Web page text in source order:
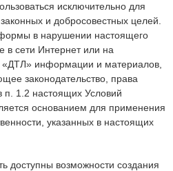
исключительно для
и добросовестных целей.
в нарушении настоящего
в сети Интернет или на
информации и материалов,
законодательство, права
п. 1.2 настоящих Условий
основанием для применения
указанных в настоящих
доступны возможности создания